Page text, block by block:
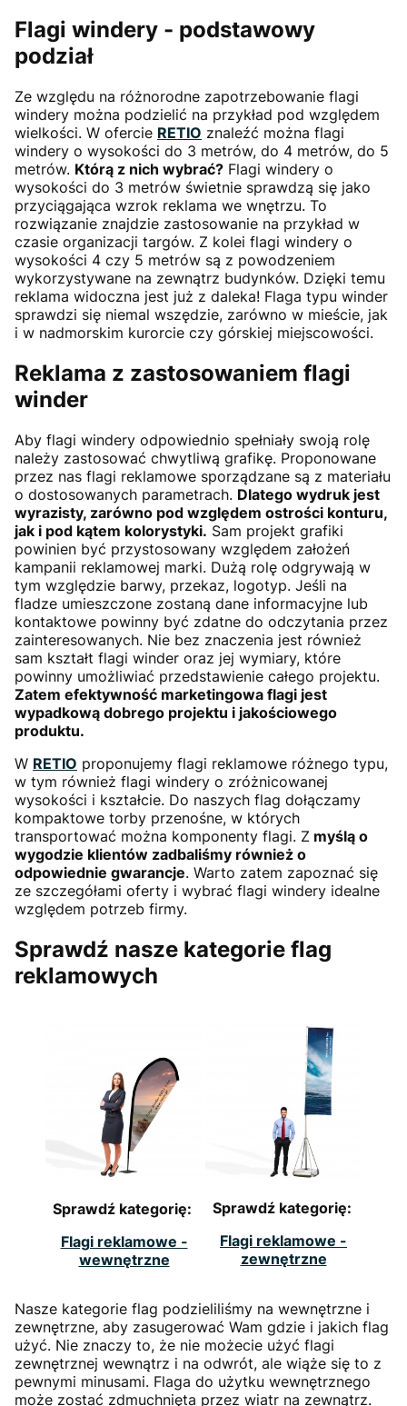
Flagi windery - podstawowy
podział
Ze względu na różnorodne zapotrzebowanie flagi
windery można podzielić na przykład pod względem
wielkości. W ofercie RETIO znaleźć można flagi
windery o wysokości do 3 metrów, do 4 metrów, do 5
metrów. Którą z nich wybrać? Flagi windery o
wysokości do 3 metrów świetnie sprawdzą się jako
przyciągająca wzrok reklama we wnętrzu. To
rozwiązanie znajdzie zastosowanie na przykład w
czasie organizacji targów. Z kolei flagi windery o
wysokości 4 czy 5 metrów są z powodzeniem
wykorzystywane na zewnątrz budynków. Dzięki temu
reklama widoczna jest już z daleka! Flaga typu winder
sprawdzi się niemal wszędzie, zarówno w mieście, jak
i w nadmorskim kurorcie czy górskiej miejscowości.
Reklama z zastosowaniem flagi
winder
Aby flagi windery odpowiednio spełniały swoją rolę
należy zastosować chwytliwą grafikę. Proponowane
przez nas flagi reklamowe sporządzane są z materiału
o dostosowanych parametrach. Dlatego wydruk jest
wyrazisty, zarówno pod względem ostrości konturu,
jak i pod kątem kolorystyki. Sam projekt grafiki
powinien być przystosowany względem założeń
kampanii reklamowej marki. Dużą rolę odgrywają w
tym względzie barwy, przekaz, logotyp. Jeśli na
fladze umieszczone zostaną dane informacyjne lub
kontaktowe powinny być zdatne do odczytania przez
zainteresowanych. Nie bez znaczenia jest również
sam kształt flagi winder oraz jej wymiary, które
powinny umożliwiać przedstawienie całego projektu.
Zatem efektywność marketingowa flagi jest
wypadkową dobrego projektu i jakościowego
produktu.
W RETIO proponujemy flagi reklamowe różnego typu,
w tym również flagi windery o zróżnicowanej
wysokości i kształcie. Do naszych flag dołączamy
kompaktowe torby przenośne, w których
transportować można komponenty flagi. Z myślą o
wygodzie klientów zadbaliśmy również o
odpowiednie gwarancje. Warto zatem zapoznać się
ze szczegółami oferty i wybrać flagi windery idealne
względem potrzeb firmy.
Sprawdź nasze kategorie flag
reklamowych
Sprawdź kategorię:
Flagi reklamowe -
wewnętrzne
Sprawdź kategorię:
Flagi reklamowe -
zewnętrzne
Nasze kategorie flag podzieliliśmy na wewnętrzne i
zewnętrzne, aby zasugerować Wam gdzie i jakich flag
użyć. Nie znaczy to, że nie możecie użyć flagi
zewnętrznej wewnątrz i na odwrót, ale wiąże się to z
pewnymi minusami. Flaga do użytku wewnętrznego
może zostać zdmuchnięta przez wiatr na zewnątrz.